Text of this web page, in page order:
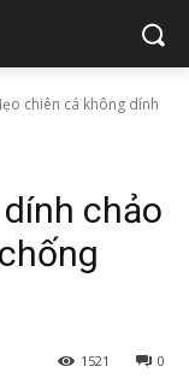
chiên cá không dính
chảo
0
1521